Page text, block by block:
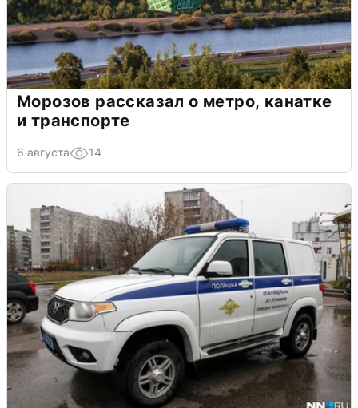
Морозов рассказал о метро, канатке
и транспорте
6 августа 14